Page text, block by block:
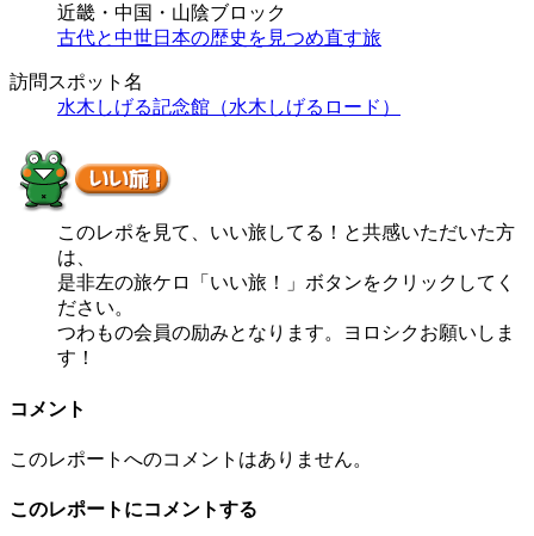
近畿・中国・山陰ブロック
古代と中世日本の歴史を見つめ直す旅
訪問スポット名
水木しげる記念館（水木しげるロード）
このレポを見て、いい旅してる！と共感いただいた方
は、
是非左の旅ケロ「いい旅！」ボタンをクリックしてく
ださい。
つわもの会員の励みとなります。ヨロシクお願いしま
す！
コメント
このレポートへのコメントはありません。
このレポートにコメントする